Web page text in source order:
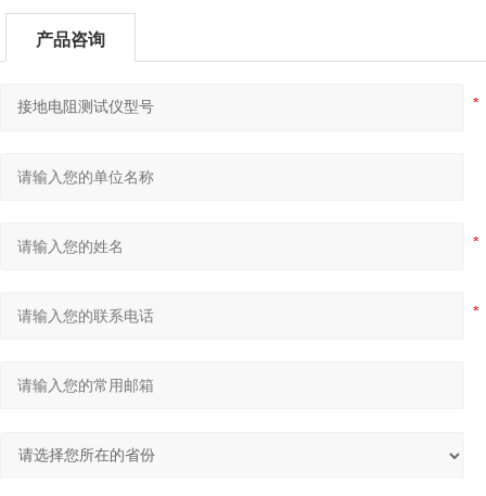
产品咨询